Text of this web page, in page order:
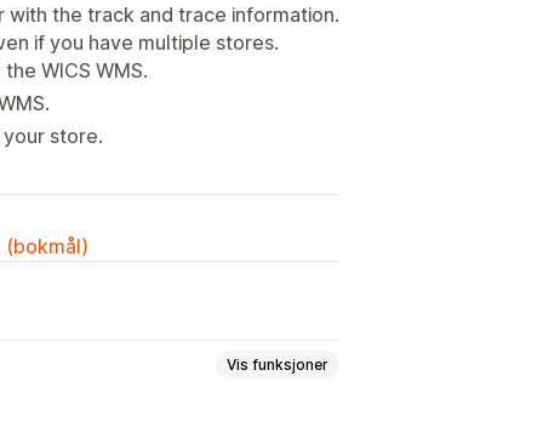
the track and trace information.
if you have multiple stores.
WICS WMS.
store.
(bokmål)
Vis funksjoner